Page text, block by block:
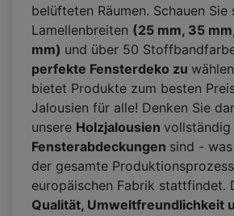
belüfteten Räumen. Schauen Sie
Lamellenbreiten (25 mm, 35
mm) und über 50
perfekte Fensterdeko zu
bietet Produkte zum besten
Jalousien für alle! Denken Sie
unsere Holzjalousien vollständig
Fensterabdeckungen sind -
der gesamte
europäischen Fabrik stattfindet.
Qualität, Umweltfreundlichkeit